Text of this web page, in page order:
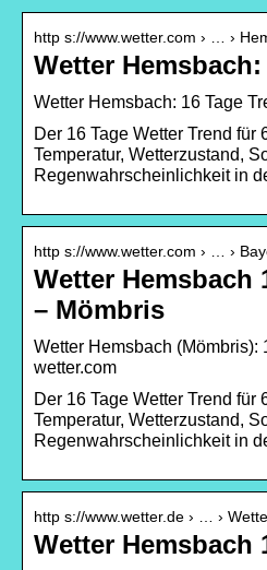
http s://www.wetter.com › … ›
Wetter Hemsbach:
Wetter Hemsbach: 16 Tage
Der 16 Tage Wetter Trend für
Temperatur, Wetterzustand,
Regenwahrscheinlichkeit in
http s://www.wetter.com › … ›
Wetter Hemsbach
– Mömbris
Wetter Hemsbach (Mömbris):
wetter.com
Der 16 Tage Wetter Trend für
Temperatur, Wetterzustand,
Regenwahrscheinlichkeit in
http s://www.wetter.de › … ›
Wetter Hemsbach